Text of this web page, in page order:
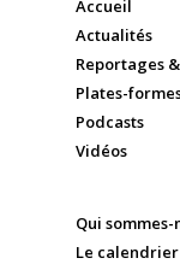
Accueil
Actualités
Reportages
Plates-
Podcasts
Vidéos
Qui sommes-
Le